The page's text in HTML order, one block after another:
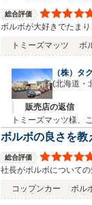
総合評価
ボルボが大好きでたま
トミーズマッツ
ボ
（株）タ
(北海道・
販売店の返信
トミーズマッツ様、
す！今後も取扱車に
ボルボの良さを教
総合評価
社長がボルボについて
コップンカー
ボル